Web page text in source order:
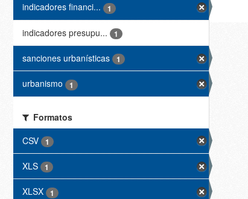
indicadores financi... 1
indicadores presupu... 1
sanciones urbanísticas 1
urbanismo 1
Formatos
CSV
1
XLS 1
XLSX 1